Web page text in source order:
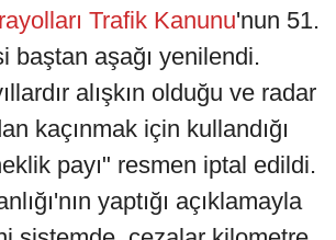
Trafik Kanunu'nun 51.
baştan aşağı yenilendi.
alışkın olduğu ve radar
kaçınmak için kullandığı
payı" resmen iptal edildi.
yaptığı açıklamayla